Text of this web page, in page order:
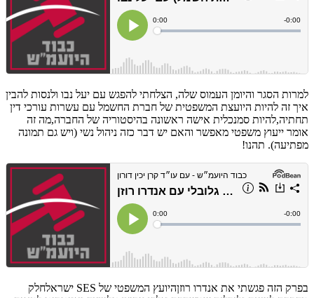
למרות הסגר והיומן העמוס שלה, הצלחתי להפגש עם יעל נבו ולנסות להבין
איך זה להיות היועצת המשפטית של חברת החשמל עם עשרות עורכי דין
תחתיה,להיות סמנכלית אישה ראשונה בהיסטוריה של החברה,מה זה
אומר ייעוץ משפטי מאפשר והאם יש דבר כזה ניהול נשי (ויש גם תמונה
מפתיעה). תהנו!
בפרק הזה פגשתי את אנדרו רוזןהיועץ המשפטי של SES ישראלחלק